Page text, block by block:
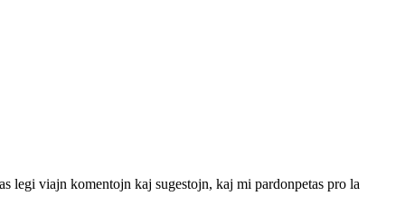
legi viajn komentojn kaj sugestojn, kaj mi pardonpetas pro la